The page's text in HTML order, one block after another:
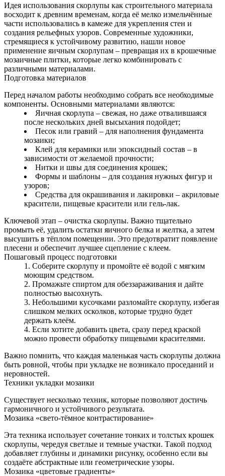
Идея использования скорлупы как строительного материала
восходит к древним временам, когда её мелко измельчённые
части использовались в камеже для укрепления стен и
создания рельефных узоров. Современные художники,
стремящиеся к устойчивому развитию, нашли новое
применение яичным скорлупам – превращая их в крошечные
мозаичные плитки, которые легко комбинировать с
различными материалами.
Подготовка материалов
Перед началом работы необходимо собрать все необходимые
компоненты. Основными материалами являются:
Яичная скорлупа – свежая, но даже отвалившаяся
после нескольких дней высыхания подойдет;
Песок или гравий – для наполнения фундамента
мозаики;
Клей для керамики или эпоксидный состав – в
зависимости от желаемой прочности;
Нитки и швы для соединения крошек;
Формы и шаблоны – для создания нужных фигур и
узоров;
Средства для окрашивания и лакировки – акриловые
красители, пищевые красители или гель-лак.
Ключевой этап – очистка скорлупы. Важно тщательно
промыть её, удалить остатки яичного белка и желтка, а затем
высушить в тёплом помещении. Это предотвратит появление
плесени и обеспечит лучшее сцепление с клеем.
Пошаговый процесс подготовки
Соберите скорлупу и промойте её водой с мягким
моющим средством.
Промажьте спиртом для обеззараживания и дайте
полностью высохнуть.
Небольшими кусочками разломайте скорлупу, избегая
слишком мелких осколков, которые трудно будет
держать клеём.
Если хотите добавить цвета, сразу перед краской
можно провести обработку пищевыми красителями.
Важно помнить, что каждая маленькая часть скорлупы должна
быть ровной, чтобы при укладке не возникало проседаний и
неровностей.
Техники укладки мозаики
Существует несколько техник, которые позволяют достичь
гармоничного и устойчивого результата.
Мозаика «свето‑тёмное контрастирование»
Эта техника использует сочетание тонких и толстых крошек
скорлупы, чередуя светлые и темные участки. Такой подход
добавляет глубины и динамики рисунку, особенно если вы
создаёте абстрактные или геометрические узоры.
Мозаика «цветовые градиенты»